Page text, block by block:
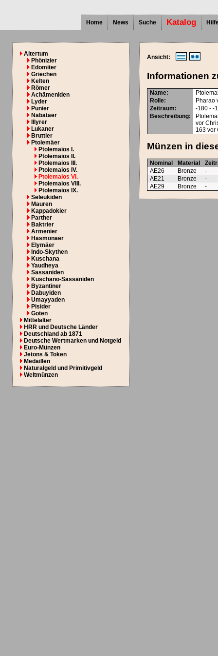
Home News Suche Katalog
Altertum
Phönizier
Edomiter
Griechen
Kelten
Römer
Achämeniden
Lyder
Punier
Nabatäer
Illyrer
Lukaner
Bruttier
Ptolemäer
Ptolemaios I.
Ptolemaios II.
Ptolemaios III.
Ptolemaios IV.
Ptolemaios VI.
Ptolemaios VIII.
Ptolemaios IX.
Seleukiden
Mauren
Kappadokier
Parther
Baktrier
Armenier
Hasmonäer
Elymäer
Indo-Skythen
Kuschana
Yaudheya
Sassaniden
Kuschano-Sassaniden
Byzantiner
Dabuyiden
Umayyaden
Pisider
Goten
Mittelalter
HRR und Deutsche Länder
Deutschland ab 1871
Deutsche Wertmarken und Notgeld
Euro-Münzen
Jetons & Token
Medaillen
Naturalgeld und Primitivgeld
Weltmünzen
Ansicht:
Informationen
Name:
Rolle:
Pharao
Zeitraum:
-180 - -
Beschreibung:
vor
163 vor
Münzen in
Nominal Material
AE26
Bronze
-
AE21
Bronze
-
AE29
Bronze -